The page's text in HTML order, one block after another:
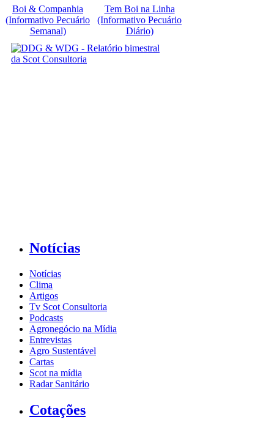
Boi & Companhia
(Informativo Pecuário
Semanal)
Tem Boi na Linha
(Informativo Pecuário
Diário)
Notícias
Notícias
Clima
Artigos
Tv Scot Consultoria
Podcasts
Agronegócio na Mídia
Entrevistas
Agro Sustentável
Cartas
Scot na mídia
Radar Sanitário
Cotações